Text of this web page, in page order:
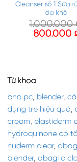
Cleanser số 1 Sữa
da khô
1.000.000
800.000
Từ khóa
bha pc, blender,
dụng tre hiệu quả,
cream, elastiderm
hydroquinone có
nuderm clear,
blender, obagi c